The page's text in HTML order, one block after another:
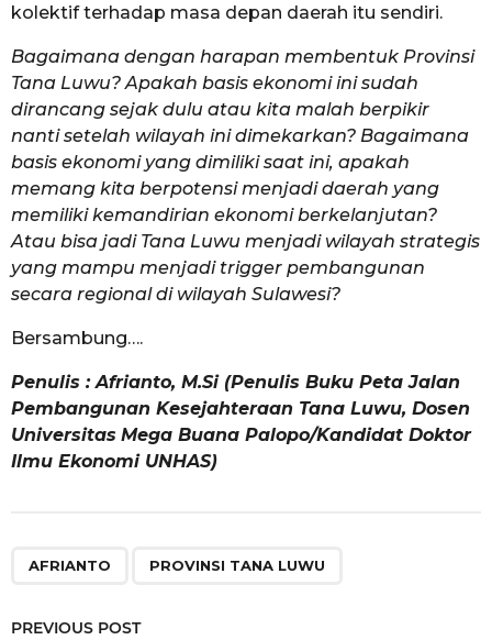
kolektif terhadap masa depan daerah itu sendiri.
Bagaimana dengan harapan membentuk Provinsi
Tana Luwu? Apakah basis ekonomi ini sudah
dirancang sejak dulu atau kita malah berpikir
nanti setelah wilayah ini dimekarkan? Bagaimana
basis ekonomi yang dimiliki saat ini, apakah
memang kita berpotensi menjadi daerah yang
memiliki kemandirian ekonomi berkelanjutan?
Atau bisa jadi Tana Luwu menjadi wilayah strategis
yang mampu menjadi trigger pembangunan
secara regional di wilayah Sulawesi?
Bersambung….
Penulis : Afrianto, M.Si (Penulis Buku Peta Jalan
Pembangunan Kesejahteraan Tana Luwu, Dosen
Universitas Mega Buana Palopo/Kandidat Doktor
Ilmu Ekonomi UNHAS)
AFRIANTO PROVINSI TANA LUWU
PREVIOUS POST